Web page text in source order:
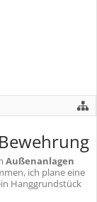
Außenanlagen
ich plane eine
Hanggrundstück